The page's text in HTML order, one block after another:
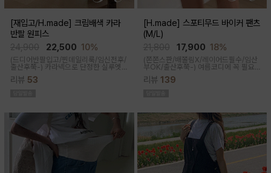
[재입고/H.made] 크림배색 카라
반팔 원피스
22,500 10%
(드디어반팔입고/찐데일리룩/임신전후/
출산후쭉-) 카라넥으로 단정한 실루엣
과 배색 디테일이 들어가면서 전체적으
로 여유있는 핏감과 미운 군살을 가려주
리뷰 53
[H.made] 스포티무드 바이커 팬츠
(M/L)
17,900 18%
(쫀쫀스판/배쫄림X/레이어드필수/임산
부OK/출산후쭉-) 여름코디에 꼭 필요
한 핫아이템, 스포티한 무드의 바이커팬
츠!쫀쫀한 다리라인과 배부분은 부드럽
리뷰 139